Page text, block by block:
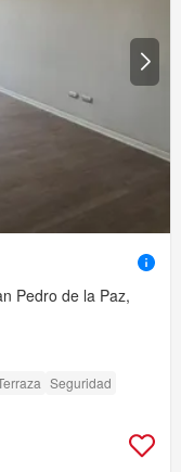
Pedro de la Paz,
Seguridad